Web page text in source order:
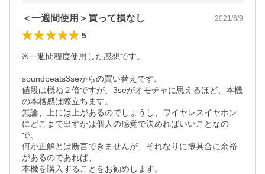
＜一週間使用＞買って損なし 2021/6/9
5
※一週間程度使用した感想です。
soundpeats3seからの買い替えです。
値段は概ね２倍ですが、3seがオモチャに思えるほど、本機
の本格感は際立ちます。
無論、上には上があるのでしょうし、ワイヤレスイヤホン
にどこまで出すかは個人の感覚で決めればいいことなの
で、
何が正解とは断言できませんが、それなりに懐具合に余裕
があるのであれば、
本機を購入することをお勧めします。